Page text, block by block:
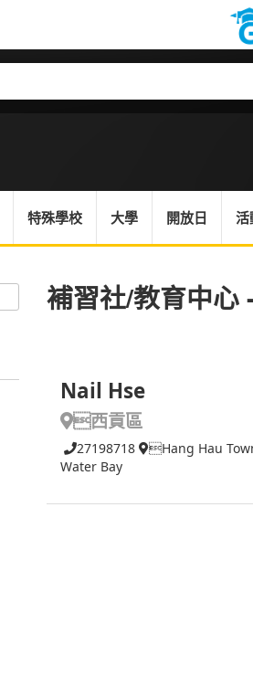
特殊學校 大學 開放日 活
補習社/教育中心
Nail Hse
西貢區
27198718
Hang Hau
Water Bay